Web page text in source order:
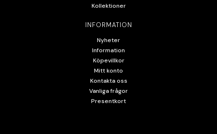
Kollektioner
INFORMATION
Nyheter
Information
Köpevillkor
Mitt konto
Kontakta oss
Vanliga frågor
Presentkort